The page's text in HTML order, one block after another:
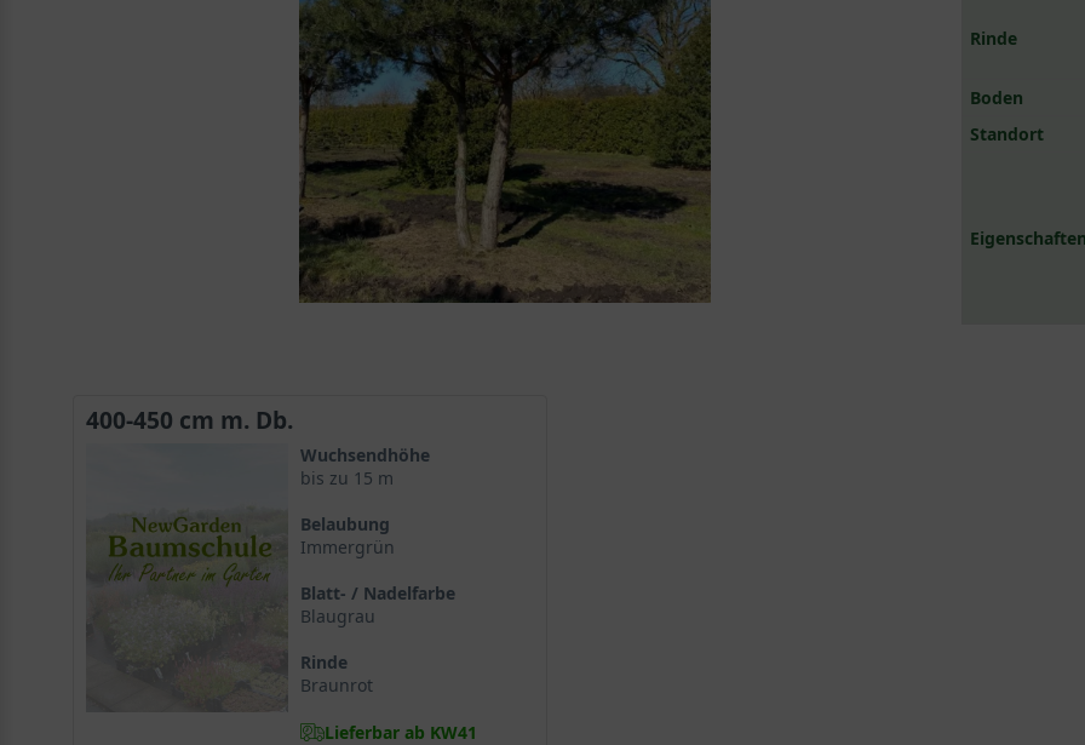
Rinde
Boden
Standort
400-450 cm m. Db.
Wuchsendhöhe
bis zu 15 m
Belaubung
Immergrün
Blatt- / Nadelfarbe
Blaugrau
Rinde
Braunrot
Lieferbar ab KW41